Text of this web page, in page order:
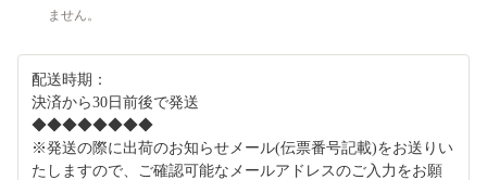
ません。
配送時期：
決済から30日前後で発送
◆◆◆◆◆◆◆◆
※発送の際に出荷のお知らせメール(伝票番号記載)をお送りい
たしますので、ご確認可能なメールアドレスのご入力をお願